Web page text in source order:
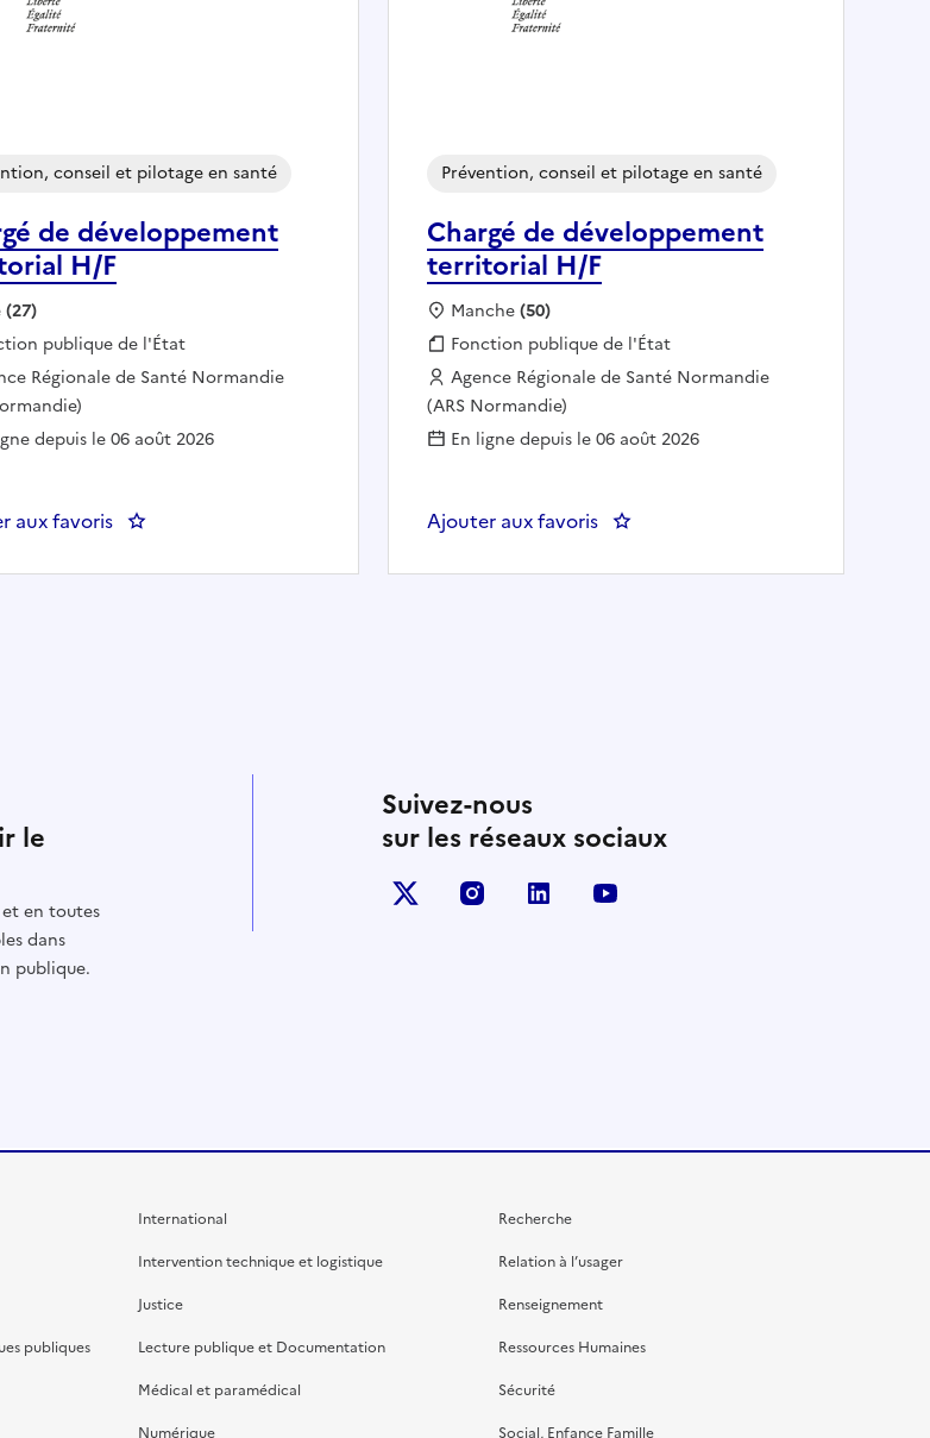
de développement
H/F
conseil et pilotage en santé
:
(27)
publique :
publique de l'État
:
Régionale de Santé Normandie
depuis le 06 août 2026
aux favoris : Chargé de développement territorial H/F
Chargé de développement
territorial H/F
Prévention, conseil et pilotage en santé
Localisation :
Manche(50)
Fonction publique :
Fonction publique de l'État
Employeur :
Agence Régionale de Santé Normandie
(ARS Normandie)
En ligne depuis le 06 août 2026
Ajouter aux favoris : Chargé de développement
le
en toutes
dans
publique.
Suivez-nous
sur les réseaux sociaux
X (anciennement Twitter)
instagramlinkedin
publiques
International
Intervention technique et logistique
Justice
Lecture publique et Documentation
Médical et paramédical
Numérique
Recherche
Relation à l’usager
Renseignement
Ressources Humaines
Sécurité
Social, Enfance Famille